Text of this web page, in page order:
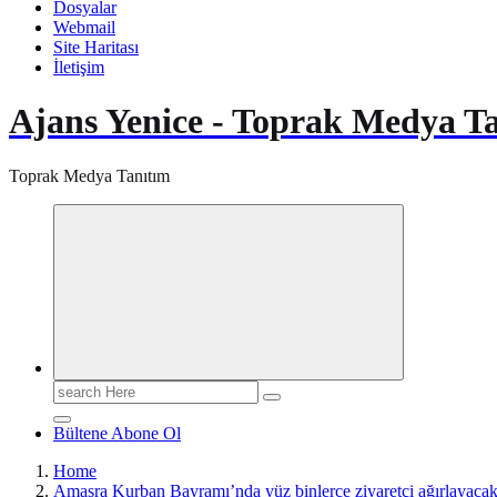
Dosyalar
Webmail
Site Haritası
İletişim
Ajans Yenice - Toprak Medya
Toprak Medya Tanıtım
Search
for:
Bültene Abone Ol
Home
Amasra Kurban Bayramı’nda yüz binlerce ziyaretçi ağırlayacak